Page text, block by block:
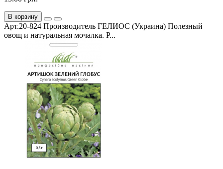
В корзину
Арт.20-824 Производитель ГЕЛИОС (Украина) Полезный
овощ и натуральная мочалка. Р...